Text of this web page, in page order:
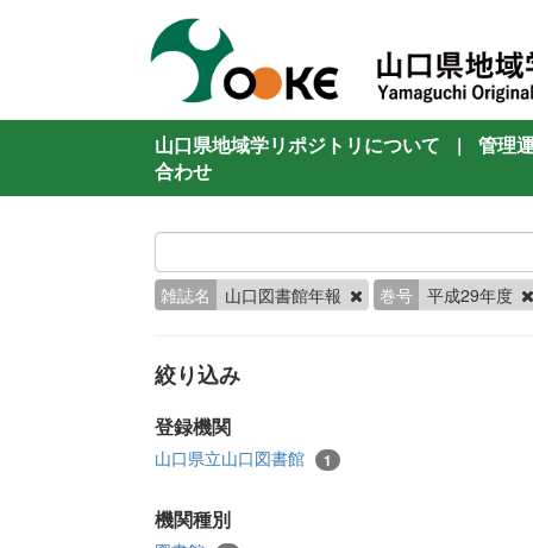
山口県地域学リポジトリについて |
管理
合わせ
雑誌名 山口図書館年報 巻号 平成29年度
絞り込み
登録機関
山口県立山口図書館 1
機関種別